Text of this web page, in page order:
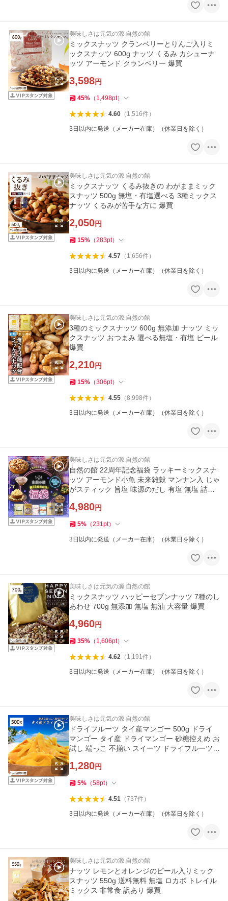
美味しさは元気の源 自然の館
ミックスナッツ クランベリーとりんご入りミ
ックスナッツ 600g ナッツ くるみ カシューナ
ッツ アーモンド クランベリー 爆買
3,598円
45% （ 1,498pt）
4.60（ 1,516件）
3日以内に発送（メーカー在庫）（休業日を除く）
美味しさは元気の源 自然の館
ミックスナッツ くるみ抜きの わがままミック
スナッツ 500g 無塩・有塩選べる 3種ミックス
ナッツ くるみが苦手な方に 爆買
2,050円
15% （283pt）
4.57（ 1,656件）
3日以内に発送（メーカー在庫）（休業日を除く）
美味しさは元気の源 自然の館
3種のミックスナッツ 600g 無添加 ナッツ ミッ
クスナッツ おつまみ 選べる無塩・有塩 ビール
爆買
2,210円
15% （306pt）
4.55（8,998件）
3日以内に発送（メーカー在庫）（休業日を除く）
美味しさは元気の源 自然の館
自然の館 22周年記念福袋 ラッキーミックスナ
ッツ アーモンド小魚 未来雑穀 マンナン入 じゃ
がスティック 旨塩 味源のだし 有塩 無塩 詰め
4,980円
5% （231pt）
3日以内に発送（メーカー在庫）（休業日を除く）
美味しさは元気の源 自然の館
ミックスナッツ ハッピーセブンナッツ 7種のし
あわせ 700g 無添加 無塩 無油 大容量 爆買
4,960円
35% （ 1,606pt）
4.62（ 1,191件）
3日以内に発送（メーカー在庫）（休業日を除く）
美味しさは元気の源 自然の館
ドライフルーツ タイ産マンゴー 500g ドライ
マンゴー タイ産 ドライマンゴー 砂糖控えめ お
試し 端っこ 不揃い スイーツ ドライフルーツ
1,280円
5% （58pt）
4.51（737件）
3日以内に発送（メーカー在庫）（休業日を除く）
美味しさは元気の源 自然の館
ナッツ レモンとオレンジのピール入りミック
スナッツ 550g 送料無料 無塩 ロカボ トレイル
ミックス 非常食 訳あり 爆買